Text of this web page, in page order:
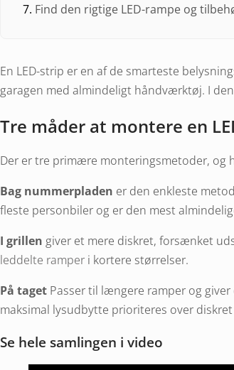
Find den rigtige LED-rampe og
En LED-strip er en af de smarteste
garagen med almindeligt håndværktøj. I
Tre måder at montere en
Der er tre primære monteringsmetoder, og
Bag nummerpladen er den enkleste
fleste personbiler og er den mest
I grillen giver et mere diskret, forsænket
leddelte ramper i kortere størrelser.
På taget Passer til længere ramper og
maksimal lysudbytte prioriteres over
Se hele samlingen i video